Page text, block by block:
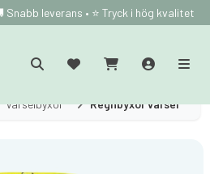
Snabb leverans • ⭐ Tryck i hög kvalitet
Varselbyxor Regnbyxor varsel